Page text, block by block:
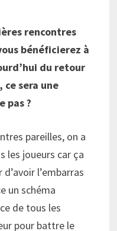
rencontres
bénéficierez à
du retour
sera une
pas ?
pareilles, on a
les joueurs car ça
l’embarras
un schéma
de tous les
pour battre le